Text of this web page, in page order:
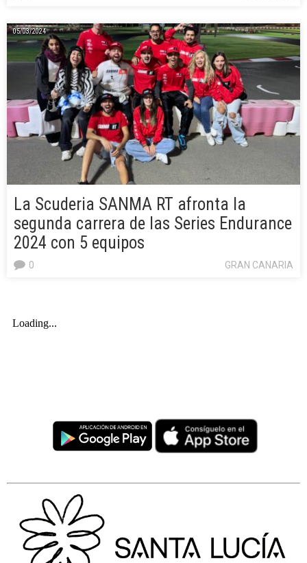
05/03/2024
La Scuderia SANMA RT afronta la
segunda carrera de las Series Endurance
2024 con 5 equipos
GRAN CANARIA
0